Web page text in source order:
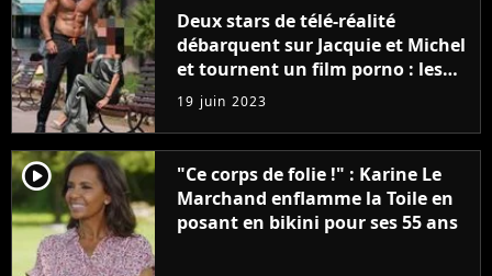
Deux stars de télé-réalité
débarquent sur Jacquie et Michel
et tournent un film porno : les
premières images du tournage
(exclu)
19 juin 2023
player2
"Ce corps de folie !" : Karine Le
Marchand enflamme la Toile en
posant en bikini pour ses 55 ans